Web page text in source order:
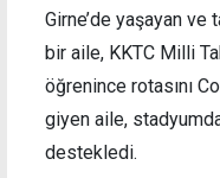
Girne’de yaşayan ve
bir aile, KKTC Milli
öğrenince rotasını
giyen aile,
destekledi.